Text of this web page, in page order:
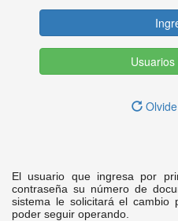
El usuario que ingresa por
contraseña su número de
sistema le solicitará el cambio
poder seguir operando.